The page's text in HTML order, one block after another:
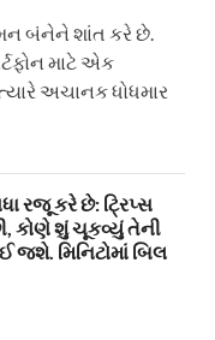
બંનેને શાંત કરે છે.
માટે એક
અચાનક ધોધમાર
રજૂ કરે છે: ટ્રિપ્સ
કોણે શું ચૂકવ્યું તેની
મિનિટોમાં બિલ